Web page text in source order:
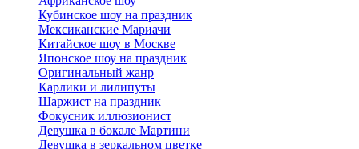
Кубинское шоу на праздник
Мексиканские Мариачи
Китайское шоу в Москве
Японское шоу на праздник
Оригинальный жанр
Карлики и лилипуты
Шаржист на праздник
Фокусник иллюзионист
Девушка в бокале Мартини
Девушка в зеркальном цветке